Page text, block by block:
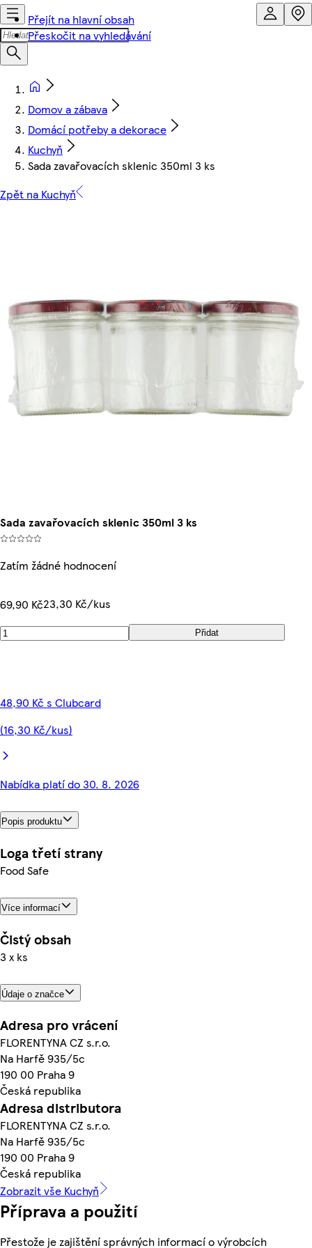
Přejít na hlavní obsah
Přeskočit na vyhledávání
Domov a zábava
Domácí potřeby a dekorace
Kuchyň
Sada zavařovacích sklenic 350ml 3 ks
Zpět na Kuchyň
Sada zavařovacích sklenic 350ml 3 ks
Zatím žádné hodnocení
69,90 Kč23,30 Kč/kus
Přidat
48,90 Kč s Clubcard
(16,30 Kč/kus)
Nabídka platí do 30. 8. 2026
Popis produktu
Loga třetí strany
Food Safe
Více informací
Čistý obsah
3 x ks
Údaje o značce
Adresa pro vrácení
FLORENTYNA CZ s.r.o.
Na Harfě 935/5c
190 00 Praha 9
Česká republika
Adresa distributora
FLORENTYNA CZ s.r.o.
Na Harfě 935/5c
190 00 Praha 9
Česká republika
Zobrazit vše Kuchyň
Příprava a použití
Přestože je zajištění správných informací o výrobcích